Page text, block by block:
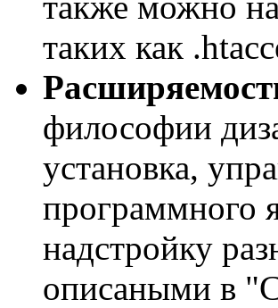
таких как
философии
установка,
программного
надстройку
описаными в